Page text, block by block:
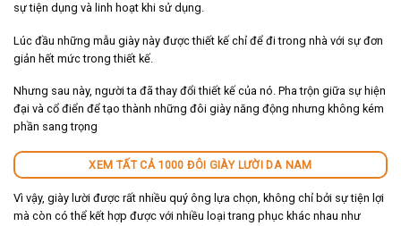
sự tiện dụng và linh hoạt khi sử dụng.
Lúc đầu những mẫu giày này được thiết kế chỉ để đi trong nhà với sự đơn
giản hết mức trong thiết kế.
Nhưng sau này, người ta đã thay đổi thiết kế của nó. Pha trộn giữa sự hiện
đại và cổ điển để tạo thành những đôi giày năng động nhưng không kém
phần sang trọng
XEM TẤT CẢ 1000 ĐÔI GIÀY LƯỜI DA NAM
Vì vậy, giày lười được rất nhiều quý ông lựa chọn, không chỉ bởi sự tiện lợi
mà còn có thể kết hợp được với nhiều loại trang phục khác nhau như